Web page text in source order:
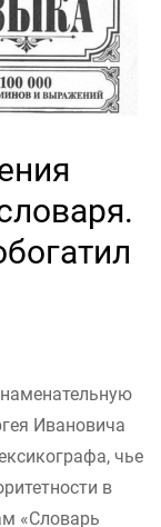
Ивановича
чье
в
«Словарь